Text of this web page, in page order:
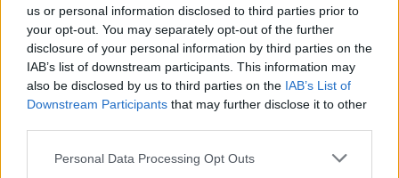
us or personal information disclosed to third parties prior to
your opt-out. You may separately opt-out of the further
disclosure of your personal information by third parties on the
IAB’s list of downstream participants. This information may
also be disclosed by us to third parties on the IAB’s List of
Downstream Participants that may further disclose it to other
Please note that this website/app uses one or more Google
Personal Data Processing Opt Outs
„A csütörtöki nyitó szakasz nagyon
izgalmasnak ígérkezik, biztos vagyok benne,
hogy az olaszok különleges show-val várják
a versenyzőket. Azonban a verseny már
ekkor élesben zajlik, így összeszedetten kell
újak számunkra ezek a szakaszok, talán 4-5